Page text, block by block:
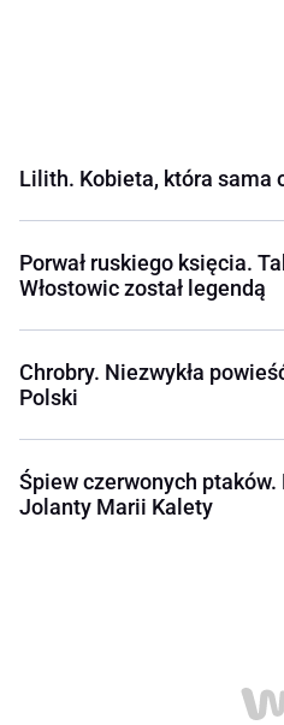
Lilith. Kobieta, która sama
Porwał ruskiego księcia.
Włostowic został legendą
Chrobry. Niezwykła
Polski
Śpiew czerwonych ptaków.
Jolanty Marii Kalety